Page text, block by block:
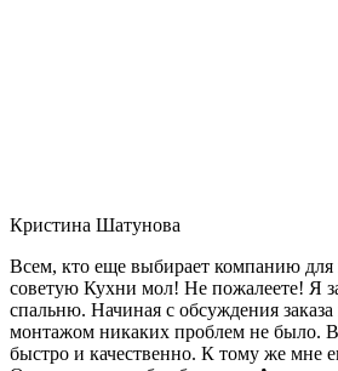
Кристина Шатунова
Всем, кто еще выбирает компанию для
советую Кухни мол! Не пожалеете! Я
спальню. Начиная с обсуждения заказа
монтажом никаких проблем не было.
быстро и качественно. К тому же мне